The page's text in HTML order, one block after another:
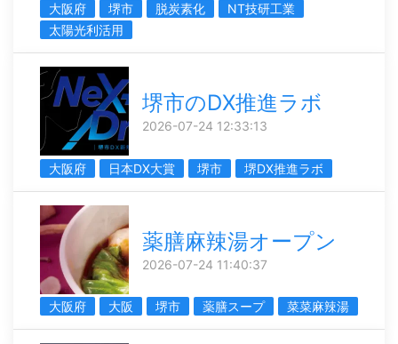
大阪府 堺市 脱炭素化
NT技研工業
太陽光利活用
堺市のDX推進ラボ
2026-07-24 12:33:13
大阪府 日本DX大賞 堺市 堺DX推進ラボ
薬膳麻辣湯オープン
2026-07-24 11:40:37
大阪府 大阪 堺市 薬膳スープ 菜菜麻辣湯